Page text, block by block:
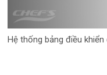
Hệ thống bảng điều khiển